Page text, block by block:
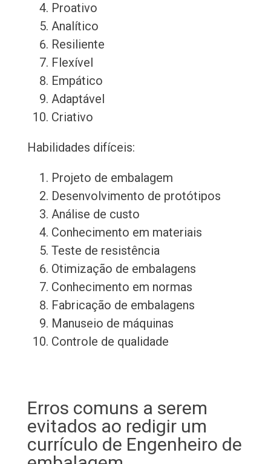
Proativo
Analítico
Resiliente
Flexível
Empático
Adaptável
Criativo
Habilidades difíceis:
Projeto de embalagem
Desenvolvimento de protótipos
Análise de custo
Conhecimento em materiais
Teste de resistência
Otimização de embalagens
Conhecimento em normas
Fabricação de embalagens
Manuseio de máquinas
Controle de qualidade
Erros comuns a serem
evitados ao redigir um
currículo de Engenheiro de